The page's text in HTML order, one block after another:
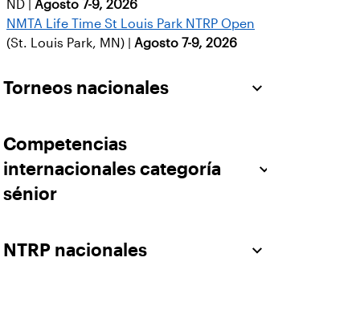
ND | Agosto 7-9, 2026
NMTA Life Time St Louis Park NTRP Open
(St. Louis Park, MN) | Agosto 7-9, 2026
Torneos nacionales
Competencias
internacionales categoría
sénior
NTRP nacionales